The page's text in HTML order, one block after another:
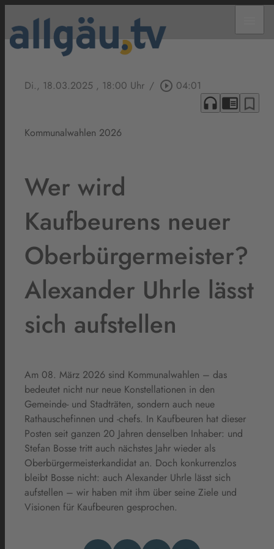
Di., 18.03.2025 , 18:00 Uhr / play_circle_outline 04:01
headphones chrome_reader_mode bookmark_border
Kommunalwahlen 2026
Wer wird
Kaufbeurens neuer
Oberbürgermeister?
Alexander Uhrle lässt
sich aufstellen
Am 08. März 2026 sind Kommunalwahlen – das
bedeutet nicht nur neue Konstellationen in den
Gemeinde- und Stadträten, sondern auch neue
Rathauschefinnen und -chefs. In Kaufbeuren hat dieser
Posten seit ganzen 20 Jahren denselben Inhaber: und
Stefan Bosse tritt auch nächstes Jahr wieder als
Oberbürgermeisterkandidat an. Doch konkurrenzlos
bleibt Bosse nicht: auch Alexander Uhrle lässt sich
aufstellen – wir haben mit ihm über seine Ziele und
Visionen für Kaufbeuren gesprochen.